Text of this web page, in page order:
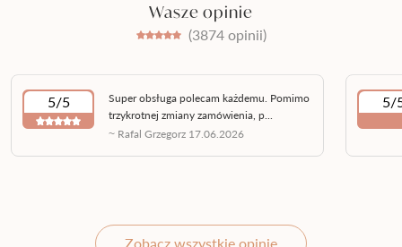
Wasze opinie
(3874 opinii)
5/5
Super obsługa polecam każdemu. Pomimo
trzykrotnej zmiany zamówienia, p...
~ Rafal Grzegorz 17.06.2026
5/